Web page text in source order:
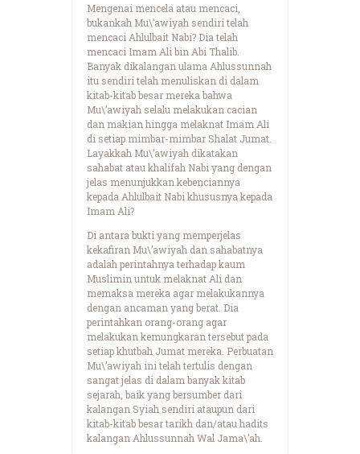
Mengenai mencela atau mencaci,
bukankah Mu\’awiyah sendiri telah
mencaci Ahlulbait Nabi? Dia telah
mencaci Imam Ali bin Abi Thalib.
Banyak dikalangan ulama Ahlussunnah
itu sendiri telah menuliskan di dalam
kitab-kitab besar mereka bahwa
Mu\’awiyah selalu melakukan cacian
dan makian hingga melaknat Imam Ali
di setiap mimbar-mimbar Shalat Jumat.
Layakkah Mu\’awiyah dikatakan
sahabat atau khalifah Nabi yang dengan
jelas menunjukkan kebenciannya
kepada Ahlulbait Nabi khususnya kepada
Imam Ali?
Di antara bukti yang memperjelas
kekafiran Mu\’awiyah dan sahabatnya
adalah perintahnya terhadap kaum
Muslimin untuk melaknat Ali dan
memaksa mereka agar melakukannya
dengan ancaman yang berat. Dia
perintahkan orang-orang agar
melakukan kemungkaran tersebut pada
setiap khutbah Jumat mereka. Perbuatan
Mu\’awiyah ini telah tertulis dengan
sangat jelas di dalam banyak kitab
sejarah, baik yang bersumber dari
kalangan Syiah sendiri ataupun dari
kitab-kitab besar tarikh dan/atau hadits
kalangan Ahlussunnah Wal Jama\’ah.